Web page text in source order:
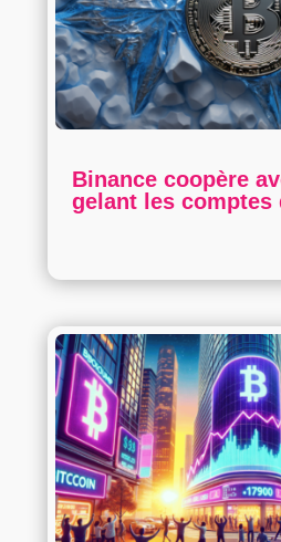
Binance coopère
gelant les comptes